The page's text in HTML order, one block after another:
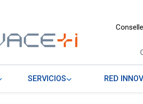
SERVICIOS RED